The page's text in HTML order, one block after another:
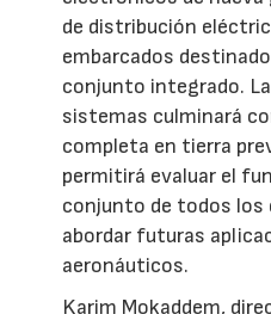
de distribución
embarcados
conjunto integrado.
sistemas culminará
completa en tierra
permitirá evaluar el
conjunto de todos los
abordar futuras
aeronáuticos.
Karim Mokaddem,